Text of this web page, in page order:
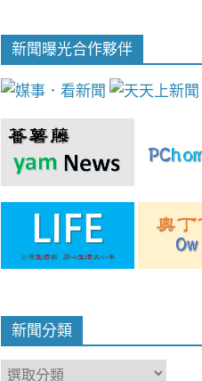
新聞曝光合作夥伴
新聞分類
新